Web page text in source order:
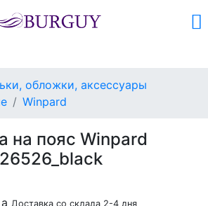
обложки, аксессуары
Winpard
на пояс Winpard
26526_black
a Доставка со склада 2-4 дня